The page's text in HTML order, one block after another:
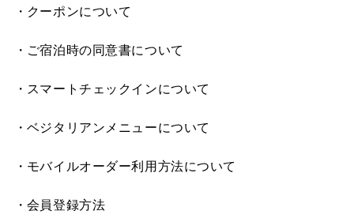
クーポンについて
ご宿泊時の同意書について
スマートチェックインについて
ベジタリアンメニューについて
モバイルオーダー利用方法について
会員登録方法